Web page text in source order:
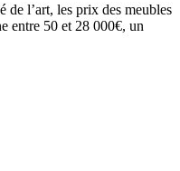
de l’art, les prix des meubles
entre 50 et 28 000€, un